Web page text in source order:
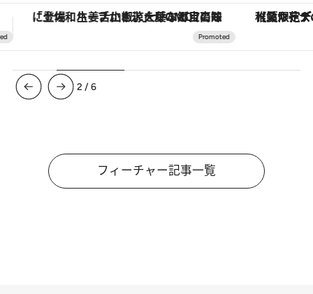
【夏限定ディナーコース】旬を迎える稚鮎や花ズッキーニなどをイタリア・トスカーナの郷土料理の手法で満喫！ ヴァシュロン・コンスタンタ
3 /6
フィーチャー記事一覧